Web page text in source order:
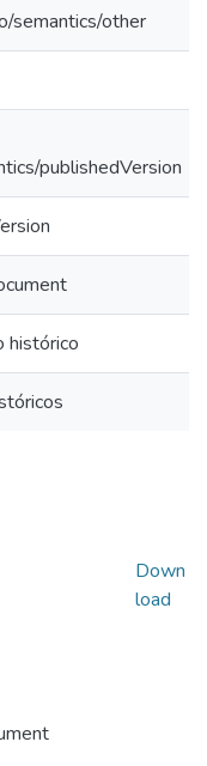
semantics/other
publishedVersion
histórico
Down
load